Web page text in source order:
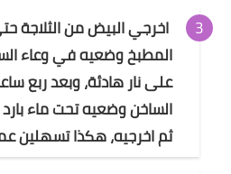
اخرجي البيض من الثلاجة
المطبخ وضعيه في وعاء
على نار هادئة، وبعد ربع
الساخن وضعيه تحت ماء
ثم اخرجيه، هكذا تسهلين